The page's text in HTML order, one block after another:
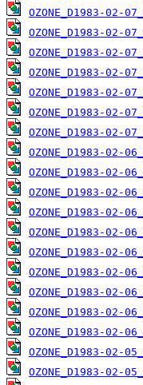
OZONE_D1983-02-
OZONE_D1983-02-
OZONE_D1983-02-
OZONE_D1983-02-
OZONE_D1983-02-
OZONE_D1983-02-
OZONE_D1983-02-
OZONE_D1983-02-
OZONE_D1983-02-
OZONE_D1983-02-
OZONE_D1983-02-
OZONE_D1983-02-
OZONE_D1983-02-
OZONE_D1983-02-
OZONE_D1983-02-
OZONE_D1983-02-
OZONE_D1983-02-
OZONE_D1983-02-
OZONE_D1983-02-